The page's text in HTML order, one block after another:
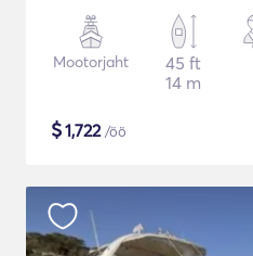
Mootorjaht
45 ft
14 m
$1,722/öö